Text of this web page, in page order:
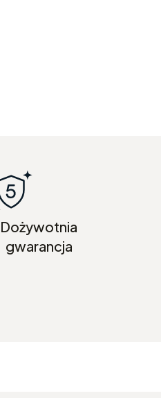
Dożywotnia
gwarancja